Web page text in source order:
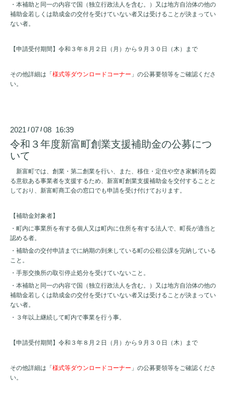
・本補助と同一の内容で国（独立行政法人を含む。）又は地方自治体の他の
補助金若しくは助成金の交付を受けていない者又は受けることが決まってい
ない者。
【申請受付期間】令和３年８月２日（月）から９月３０日（木）まで
その他詳細は「様式等ダウンロードコーナー 」の公募要領等をご確認くださ
い。
2021 /07 /08 16:39
令和３年度新富町創業支援補助金の公募につ
いて
新富町では、創業・第二創業を行い、また、移住・定住や空き家解消を図
る意欲ある事業者を支援するため、新富町創業支援補助金を交付することと
しており、新富町商工会の窓口でも申請を受け付けております。
【補助金対象者】
・町内に事業所を有する個人又は町内に住所を有する法人で、町長が適当と
認める者。
・補助金の交付申請までに納期の到来している町の公租公課を完納している
こと。
・手形交換所の取引停止処分を受けていないこと。
・本補助と同一の内容で国（独立行政法人を含む。）又は地方自治体の他の
補助金若しくは助成金の交付を受けていない者又は受けることが決まってい
ない者。
・３年以上継続して町内で事業を行う事。
【申請受付期間】令和３年８月２日（月）から９月３０日（木）まで
その他詳細は「様式等ダウンロードコーナー 」の公募要領等をご確認くださ
い。